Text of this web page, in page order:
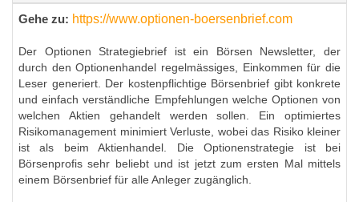
Gehe zu: https://www.optionen-boersenbrief.com
Der Optionen Strategiebrief ist ein Börsen Newsletter, der
durch den Optionenhandel regelmässiges, Einkommen für die
Leser generiert. Der kostenpflichtige Börsenbrief gibt konkrete
und einfach verständliche Empfehlungen welche Optionen von
welchen Aktien gehandelt werden sollen. Ein optimiertes
Risikomanagement minimiert Verluste, wobei das Risiko kleiner
ist als beim Aktienhandel. Die Optionenstrategie ist bei
Börsenprofis sehr beliebt und ist jetzt zum ersten Mal mittels
einem Börsenbrief für alle Anleger zugänglich.